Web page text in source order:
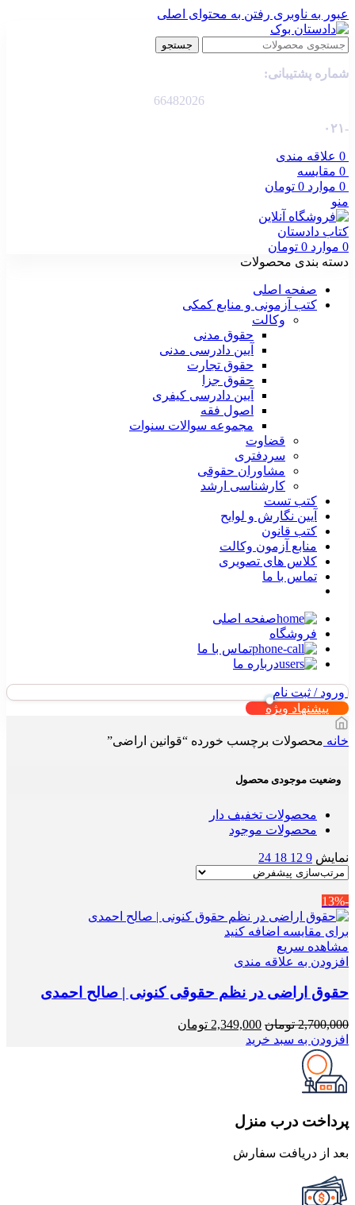
عبور به ناوبری رفتن به محتوای اصلی
جستجو
شماره پشتیبانی:
66482026
-۰۲۱
0 علاقه مندی
0 مقایسه
0 موارد 0 تومان
منو
0 موارد 0 تومان
دسته بندی محصولات
صفحه اصلی
کتب آزمونی و منابع کمکی
وکالت
حقوق مدنی
آیین دادرسی مدنی
حقوق تجارت
حقوق جزا
آیین دادرسی کیفری
اصول فقه
مجموعه سوالات سنوات
قضاوت
سردفتری
مشاوران حقوقی
کارشناسی ارشد
کتب تست
آیین نگارش و لوایح
کتب قانون
منابع آزمون وکالت
کلاس های تصویری
تماس با ما
صفحه اصلی
فروشگاه
تماس با ما
درباره ما
ورود / ثبت نام
پیشنهاد ویژه
خانه محصولات برچسب خورده “قوانین اراضی”
وضعیت موجودی محصول
محصولات تخفیف دار
محصولات موجود
نمایش 9
12
18
24
-13%
برای مقایسه اضافه کنید
مشاهده سریع
افزودن به علاقه مندی
حقوق اراضی در نظم حقوقی کنونی | صالح احمدی
2,700,000 تومان قیمت
اصلی
2,349,000 تومان
افزودن به سبد خرید
پرداخت درب منزل
بعد از دریافت سفارش